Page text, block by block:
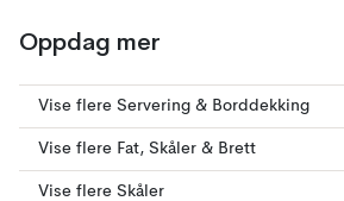
Oppdag mer
Vise flere Servering & Borddekking
Vise flere Fat, Skåler & Brett
Vise flere Skåler